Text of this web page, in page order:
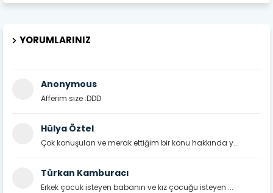
YORUMLARINIZ
Anonymous
Afferim size :DDD
Hülya Öztel
Çok konuşulan ve merak ettiğim bir konu hakkında y...
Türkan Kamburacı
Erkek çocuk isteyen babanın ve kız çocuğu isteyen ...